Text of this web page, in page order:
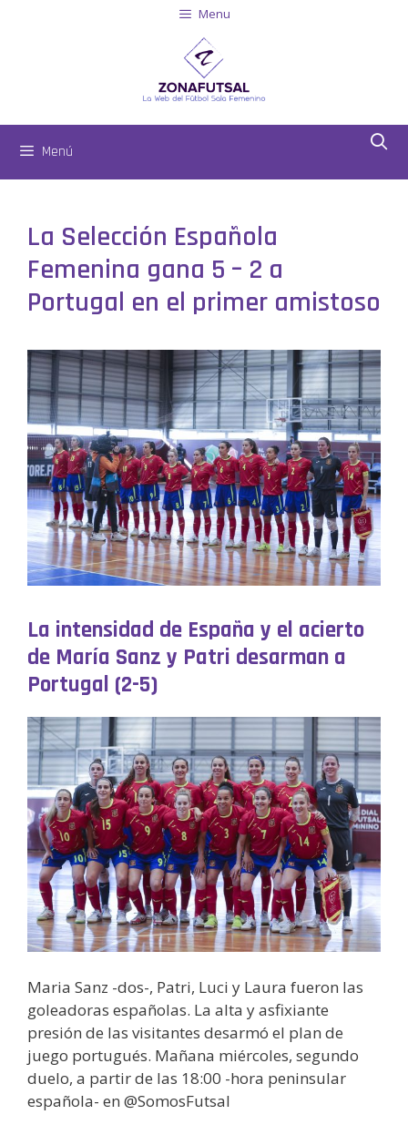
Menu
Menú
La Selección Española
Femenina gana 5 – 2 a
Portugal en el primer amistoso
La intensidad de España y el acierto
de María Sanz y Patri desarman a
Portugal (2-5)
Maria Sanz -dos-, Patri, Luci y Laura fueron las
goleadoras españolas. La alta y asfixiante
presión de las visitantes desarmó el plan de
juego portugués. Mañana miércoles, segundo
duelo, a partir de las 18:00 -hora peninsular
española- en @SomosFutsal